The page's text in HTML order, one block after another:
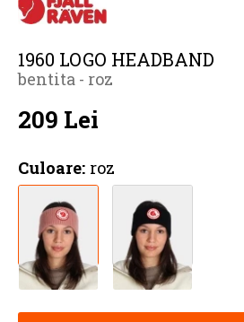
1960 LOGO HEADBAND
bentita - roz
209 Lei
Culoare: roz